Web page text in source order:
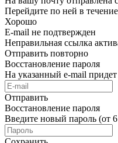
Перейдите по ней в
Хорошо
E-mail не подтвержден
Неправильная ссылка
Отправить повторно
Восстановление пароля
На указанный e-mail
Отправить
Восстановление пароля
Введите новый пароль (от